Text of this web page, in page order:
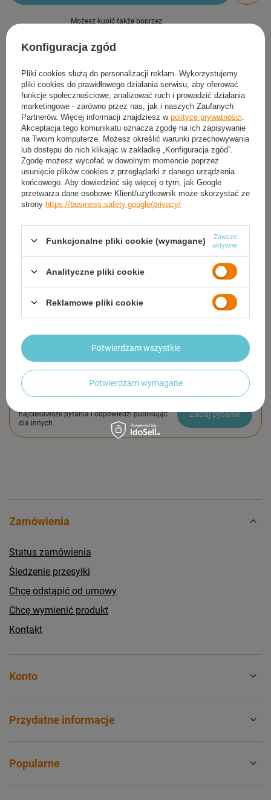
Możesz kupić także poprzez:
Darmowa i szybka dostawa
30 dni na łatwy zwrot
Ten produkt nie jest dostępny w sklepie stacjonarnym
Bezpieczne zakupy
Darmowa dostawa do paczkomatu lub punktu
odbioru
Smile - dostawy ze sklepów internetowych przy zamówieniu od
OPIS
OPINIE
Potrzebujesz pomocy? Masz pytania?
najciekawsze pytania i odpowiedzi publikując
dla innych.
Zadaj pytanie
Zamówienia
Status zamówienia
Śledzenie przesyłki
Chcę odstąpić od umowy
Chcę wymienić produkt
Kontakt
Konto
Przydatne informacje
Popularne
Konfiguracja zgód
Pliki cookies służą do personalizacji reklam. Wykorzystujemy
pliki cookies do prawidłowego działania serwisu, aby oferować
funkcje społecznościowe, analizować ruch i prowadzić działania
marketingowe - zarówno przez nas, jak i naszych Zaufanych
Partnerów. Więcej informacji znajdziesz w polityce prywatności
Akceptacja tego komunikatu oznacza zgodę na ich zapisywanie
na Twoim komputerze. Możesz określić warunki przechowywania
lub dostępu do nich klikając w zakładkę „Konfiguracja zgód”.
Zgodę możesz wycofać w dowolnym momencie poprzez
usunięcie plików cookies z przeglądarki z danego urządzenia
końcowego. Aby dowiedzieć się więcej o tym, jak Google
przetwarza dane osobowe Klient/użytkownik może skorzystać ze
strony https://business.safety.google/privacy/
Funkcjonalne pliki cookie (wymagane)
Zawsze
aktywne
Analityczne pliki cookie
Reklamowe pliki cookie
Potwierdzam wymagane
Potwierdzam wszystkie